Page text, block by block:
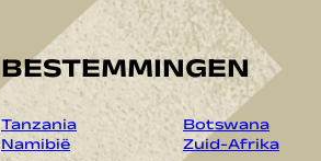
BESTEMMINGEN
Tanzania Botswana
Namibië Zuid-Afrika